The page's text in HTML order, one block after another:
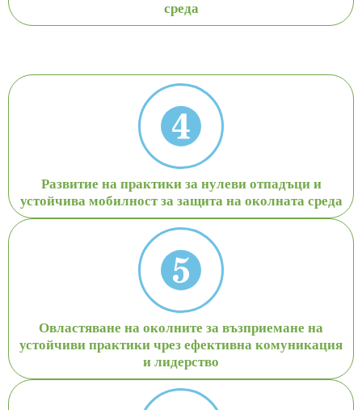
среда
Развитие на практики за нулеви отпадъци и
устойчива мобилност за защита на околната среда
Овластяване на околните за възприемане на
устойчиви практики чрез ефективна комуникация
и лидерство